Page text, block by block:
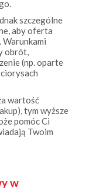
szczególne
aby oferta
Warunkami
obrót,
(np. oparte
wartość
tym wyższe
pomóc Ci
Twoim